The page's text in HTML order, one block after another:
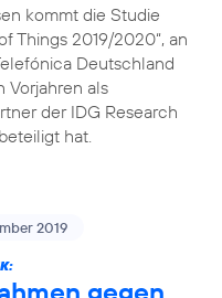
kommt die Studie
Things 2019/2020“, an
Deutschland
Vorjahren als
der IDG Research
hat.
2019
gegen